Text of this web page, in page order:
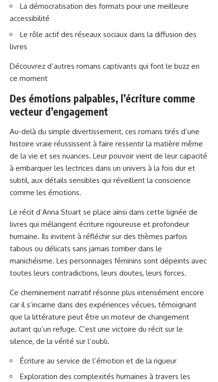
La démocratisation des formats pour une meilleure
accessibilité
Le rôle actif des réseaux sociaux dans la diffusion des
livres
Découvrez d’autres romans captivants qui font le buzz en
ce moment
Des émotions palpables, l’écriture comme
vecteur d’engagement
Au-delà du simple divertissement, ces romans tirés d’une
histoire vraie réussissent à faire ressentir la matière même
de la vie et ses nuances. Leur pouvoir vient de leur capacité
à embarquer les lectrices dans un univers à la fois dur et
subtil, aux détails sensibles qui réveillent la conscience
comme les émotions.
Le récit d’Anna Stuart se place ainsi dans cette lignée de
livres qui mélangent écriture rigoureuse et profondeur
humaine. Ils invitent à réfléchir sur des thèmes parfois
tabous ou délicats sans jamais tomber dans le
manichéisme. Les personnages féminins sont dépeints avec
toutes leurs contradictions, leurs doutes, leurs forces.
Ce cheminement narratif résonne plus intensément encore
car il s’incarne dans des expériences vécues, témoignant
que la littérature peut être un moteur de changement
autant qu’un refuge. C’est une victoire du récit sur le
silence, de la vérité sur l’oubli.
Écriture au service de l’émotion et de la rigueur
Exploration des complexités humaines à travers les